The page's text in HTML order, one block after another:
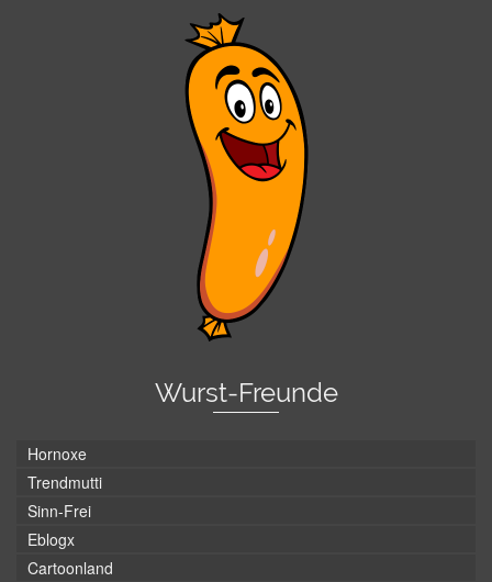
Wurst-Freunde
Hornoxe
Trendmutti
Sinn-Frei
Eblogx
Cartoonland